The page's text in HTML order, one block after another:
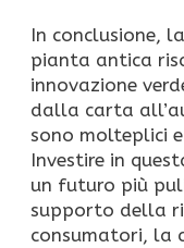
In conclusione,
pianta antica
innovazione
dalla carta
sono molteplici
Investire in
un futuro più
supporto della
consumatori, la